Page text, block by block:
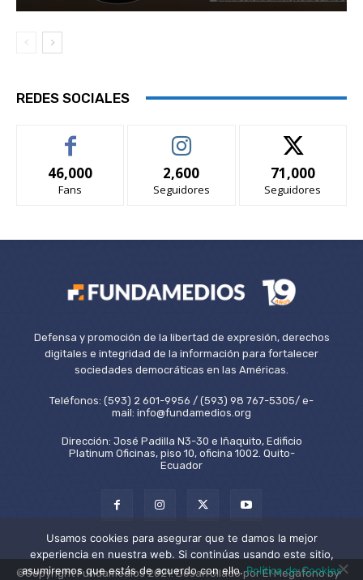
REDES SOCIALES
46,000
Fans
2,600
Seguidores
71,000
Seguidores
Defensa y promoción de la libertad de expresión, derechos
digitales e integridad de la información para fortalecer
sociedades democráticas en las Américas.
Teléfonos: (593) 2 601-9956 / (593) 98 767-5305/ e-
mail: info@fundamedios.org
Dirección: José Padilla N3-30 e Iñaquito, Edificio
Platinum Oficinas, piso 10, oficina 1002. Quito-
Ecuador
©Copyright Fundamedios 2021. Desarrollado por El Megáfono by
Usamos cookies para asegurar que te damos la mejor
experiencia en nuestra web. Si continúas usando este sitio,
asumiremos que estás de acuerdo con ello.Política de Cookies